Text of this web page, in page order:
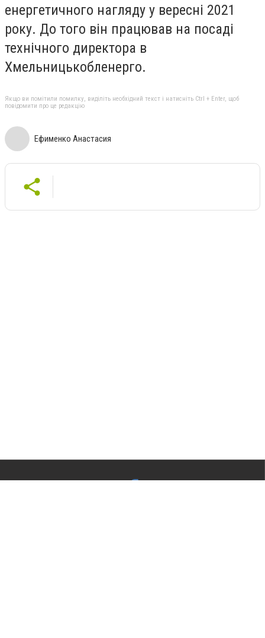
енергетичного нагляду у вересні 2021
року. До того він працював на посаді
технічного директора в
Хмельницькобленерго.
Якщо ви помітили помилку, виділіть необхідний текст і натисніть Ctrl + Enter, щоб
повідомити про це редакцію
Ефименко Анастасия